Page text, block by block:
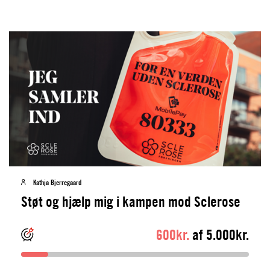
Kathja Bjerregaard
Støt og hjælp mig i kampen mod Sclerose
600kr. af 5.000kr.